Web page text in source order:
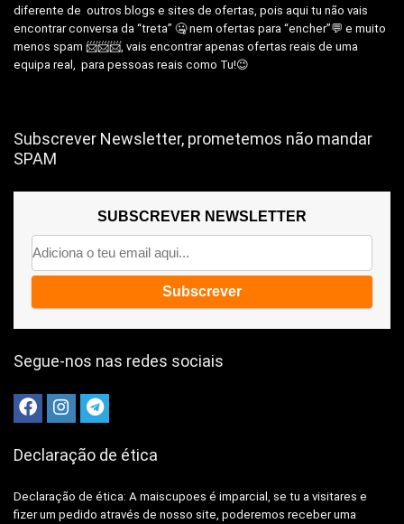
diferente de outros blogs e sites de ofertas, pois aqui tu não vais
encontrar conversa da “treta” 🤐 nem ofertas para “encher”💬 e muito
menos spam 📨📨📨, vais encontrar apenas ofertas reais de uma
equipa real, para pessoas reais como Tu!😉
Subscrever Newsletter, prometemos não mandar
SPAM
SUBSCREVER NEWSLETTER
Segue-nos nas redes sociais
Declaração de ética
Declaração de ética: A maiscupoes é imparcial, se tu a visitares e
fizer um pedido através de nosso site, poderemos receber uma